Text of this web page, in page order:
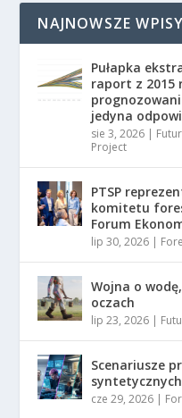
NAJNOWSZE WPISY
Pułapka
raport z 2015
jedyna
sie 3, 2026 |
Project
PTSP
komitetu
Forum
lip 30, 2026 |
Wojna o
oczach
lip 23, 2026 |
Scenariusze
cze 29, 2026 |